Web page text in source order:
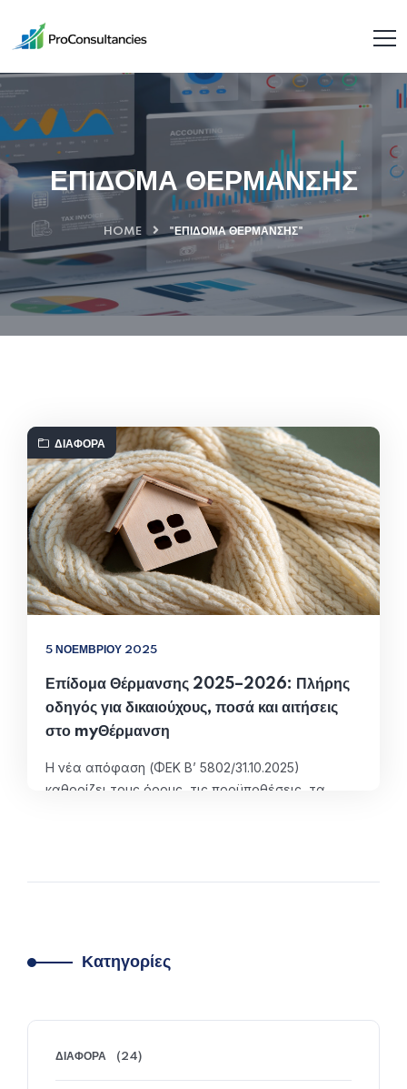
ΕΠΙΔΟΜΑ ΘΕΡΜΑΝΣΗΣ
HOME "ΕΠΙΔΟΜΑ ΘΕΡΜΑΝΣΗΣ"
ΔΙΆΦΟΡΑ
5 ΝΟΕΜΒΡΊΟΥ 2025
Επίδομα Θέρμανσης 2025–2026: Πλήρης
οδηγός για δικαιούχους, ποσά και αιτήσεις
στο myΘέρμανση
Η νέα απόφαση (ΦΕΚ Β’ 5802/31.10.2025)
καθορίζει τους όρους, τις προϋποθέσεις, τα
Κατηγορίες
ΔΙΆΦΟΡΑ (24)